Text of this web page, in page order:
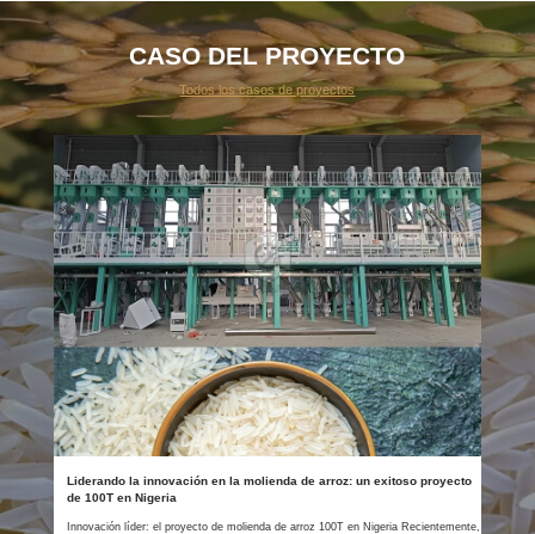
CASO DEL PROYECTO
Todos los casos de proyectos
Liderando la innovación en la molienda de arroz: un exitoso proyecto
de 100T en Nigeria
Innovación líder: el proyecto de molienda de arroz 100T en Nigeria Recientemente,